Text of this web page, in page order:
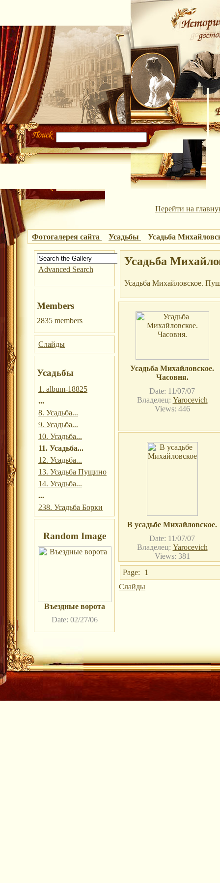
Перейти на
Фотогалерея сайта Усадьбы Усадьба
Advanced Search
Members
2835 members
Слайды
Усадьбы
1. album-18825
...
8. Усадьба...
9. Усадьба...
10. Усадьба...
11. Усадьба...
12. Усадьба...
13. Усадьба Пущино
14. Усадьба...
...
238. Усадьба Борки
Random Image
Въездные ворота
Date: 02/27/06
Усадьба
Усадьба Михайловское.
Усадьба Михайловское.
Часовня.
Date: 11/07/07
Владелец: Yarocevich
Views: 446
В усадьбе Михайловское.
Date: 11/07/07
Владелец: Yarocevich
Views: 381
Page:
1
Слайды